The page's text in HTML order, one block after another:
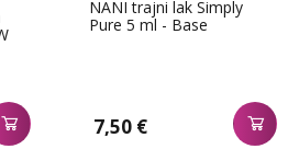
NANI trajni lak Simply
Pure 5 ml - Base
7,50 €